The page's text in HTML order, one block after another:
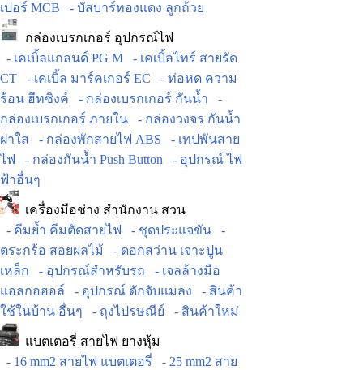
เปอร์ MCB
- บัสบาร์ทองแดง ลูกถ้วย
กล่องเบรกเกอร์ อุปกรณ์ไฟ
- เคเบิ้ลแกลนด์ PG M
- เคเบิ้ลไทร์ สายรัด
CT
- เคเบิ้ล มาร์คเกอร์ EC
- ท่อหด ความ
ร้อน ฮีทซิงค์
- กล่องเบรกเกอร์ กันน้ำ
-
กล่องเบรกเกอร์ ภายใน
- กล่องวงจร กันน้ำ
ฝาใส
- กล่องพักสายไฟ ABS
- เทปพันสาย
ไฟ
- กล่องกันน้ำ Push Button
- อุปกรณ์ ไฟ
ฟ้าอื่นๆ
เครื่องมือช่าง สำนักงาน สวน
- คีมย้ำ คีมตัดสายไฟ
- ชุดประแจขัน
-
ตระกร้อ สอยผลไม้
- ดอกสว่าน เจาะปูน
เหล็ก
- อุปกรณ์สำหรับรถ
- เจลล้างมือ
แอลกอฮอล์
- อุปกรณ์ ดักจับแมลง
- สินค้า
ใช้ในบ้าน อื่นๆ
- ถุงไปรษณีย์ - สินค้าใหม่
แบตเตอรี่ สายไฟ ยางหุ้ม
- 16 mm2 สายไฟ แบตเตอรี่
- 25 mm2 สาย